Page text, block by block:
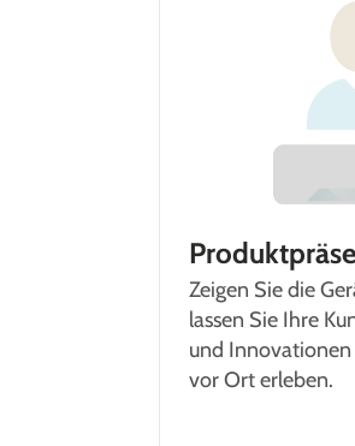
Zeigen Sie die
lassen Sie Ihre
und
vor Ort erleben.